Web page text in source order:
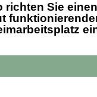
richten Sie einen